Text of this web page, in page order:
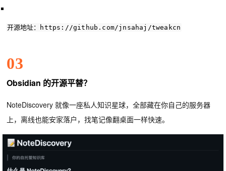
开源地址： https : //github.com/jnsahaj/tweakcn
03
Obsidian 的开源平替？
NoteDiscovery 就像一座私人知识星球，全部藏在你自己的服务器
上，离线也能安家落户，找笔记像翻桌面一样快速。